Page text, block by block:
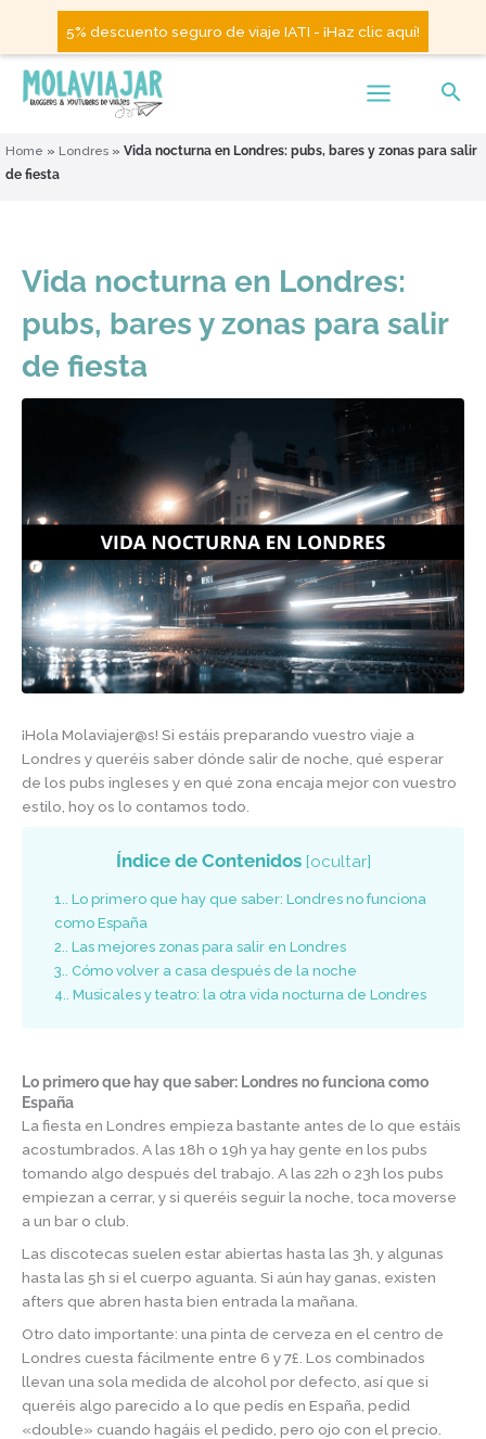
5% descuento seguro de viaje IATI - ¡Haz clic aquí!
Home » Londres » Vida nocturna en Londres: pubs, bares y zonas para salir
de fiesta
Vida nocturna en Londres:
pubs, bares y zonas para salir
de fiesta
¡Hola Molaviajer@s! Si estáis preparando vuestro viaje a
Londres y queréis saber dónde salir de noche, qué esperar
de los pubs ingleses y en qué zona encaja mejor con vuestro
estilo, hoy os lo contamos todo.
Índice de Contenidos [ocultar]
1.
Lo primero que hay que saber: Londres no funciona
como España
2.
Las mejores zonas para salir en Londres
3.
Cómo volver a casa después de la noche
4.
Musicales y teatro: la otra vida nocturna de Londres
Lo primero que hay que saber: Londres no funciona como
España
La fiesta en Londres empieza bastante antes de lo que estáis
acostumbrados. A las 18h o 19h ya hay gente en los pubs
tomando algo después del trabajo. A las 22h o 23h los pubs
empiezan a cerrar, y si queréis seguir la noche, toca moverse
a un bar o club.
Las discotecas suelen estar abiertas hasta las 3h, y algunas
hasta las 5h si el cuerpo aguanta. Si aún hay ganas, existen
afters que abren hasta bien entrada la mañana.
Otro dato importante: una pinta de cerveza en el centro de
Londres cuesta fácilmente entre 6 y 7£. Los combinados
llevan una sola medida de alcohol por defecto, así que si
queréis algo parecido a lo que pedís en España, pedid
«double» cuando hagáis el pedido, pero ojo con el precio.